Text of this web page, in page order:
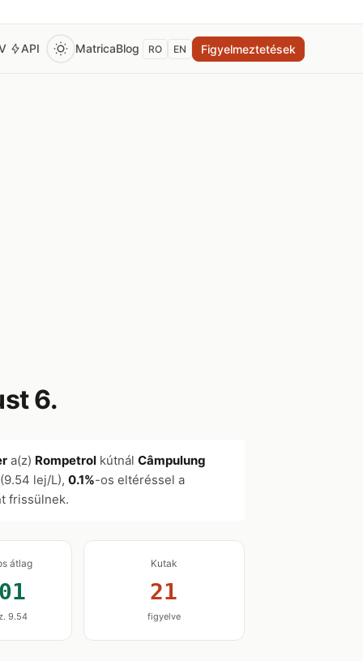
API MatricaBlog RO EN Figyelmeztetések
6.
a(z) Rompetrol kútnál Câmpulung
lej/L), 0.1%-os eltéréssel a
frissülnek.
átlag
9.54
Kutak
21
figyelve